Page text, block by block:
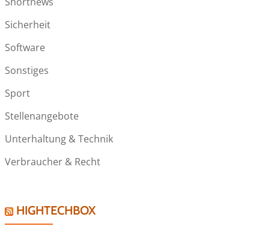
Sicherheit
Software
Sonstiges
Sport
Stellenangebote
Unterhaltung & Technik
Verbraucher & Recht
HIGHTECHBOX